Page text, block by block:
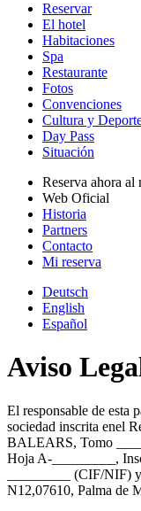
Reservar
El hotel
Habitaciones
Spa
Restaurante
Fotos
Convenciones
Cultura y
Day Pass
Situación
Reserva ahora al
Web Oficial
Historia
Partners
Contacto
Mi reserva
Deutsch
English
Español
Aviso
El responsable de
sociedad inscrita enel
BALEARS, Tomo
Hoja A-_________,
_________ (CIF/NIF)
N12,07610, Palma de